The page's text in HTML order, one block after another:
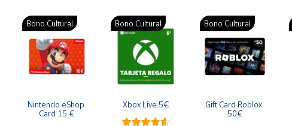
Bono Cultural
Nintendo eShop
Card 15 €
Bono Cultural
Xbox Live 5€
Bono Cultural
Gift Card Roblox
50€